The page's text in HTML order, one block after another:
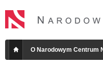
O Narodowym Centrum